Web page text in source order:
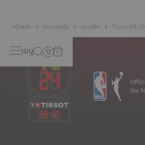
หน้าหลัก คอลเลคชั่น คลาสสิค Tissot PR
เมนู
23: 32
the